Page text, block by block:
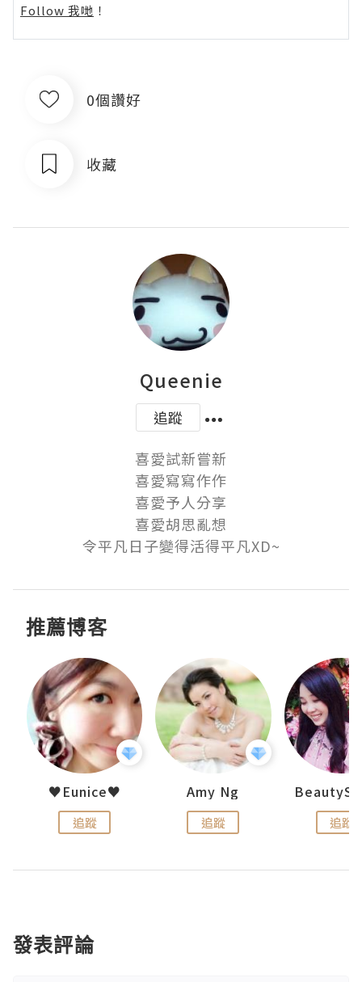
Follow 我哋 ！
0個讚好
收藏
Queenie
追蹤
喜愛試新嘗新
喜愛寫寫作作
喜愛予人分享
喜愛胡思亂想
令平凡日子變得活得平凡XD~
推薦博客
♥Eunice♥
追蹤
Amy Ng
追蹤 追蹤
發表評論